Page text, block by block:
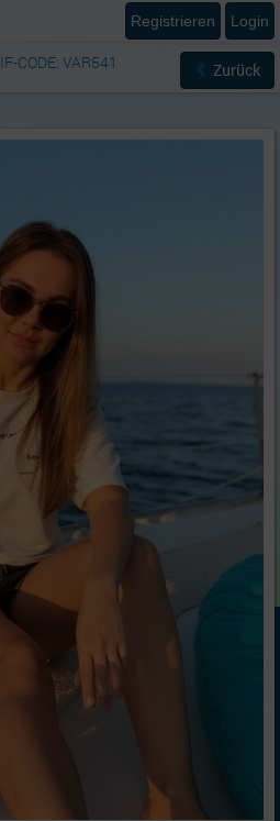
IF-CODE: VAR541 Zurück
Registrieren Login